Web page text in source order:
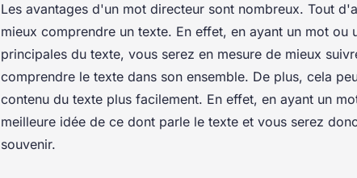
Les avantages d'un mot directeur sont nombreux. Tout
mieux comprendre un texte. En effet, en ayant un mot ou
principales du texte, vous serez en mesure de mieux
comprendre le texte dans son ensemble. De plus, cela
contenu du texte plus facilement. En effet, en ayant un
meilleure idée de ce dont parle le texte et vous serez
souvenir.